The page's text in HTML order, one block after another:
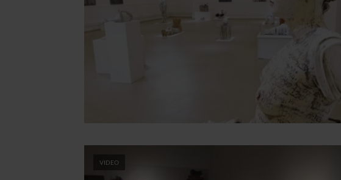
VIDEO